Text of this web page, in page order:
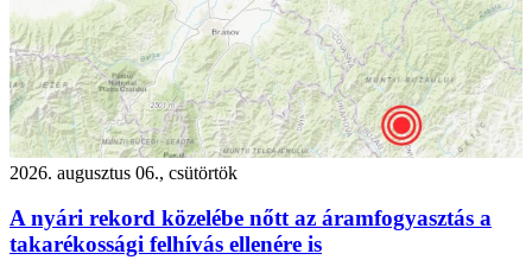
2026. augusztus 06., csütörtök
A nyári rekord közelébe nőtt az áramfogyasztás a
takarékossági felhívás ellenére is